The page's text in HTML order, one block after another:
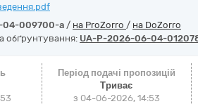
04-009700-a / на ProZorro / на DoZorro
обґрунтування: UA-P-2026-06-04-
Період подачі пропозицій
Триває
з 04-06-2026, 14:53